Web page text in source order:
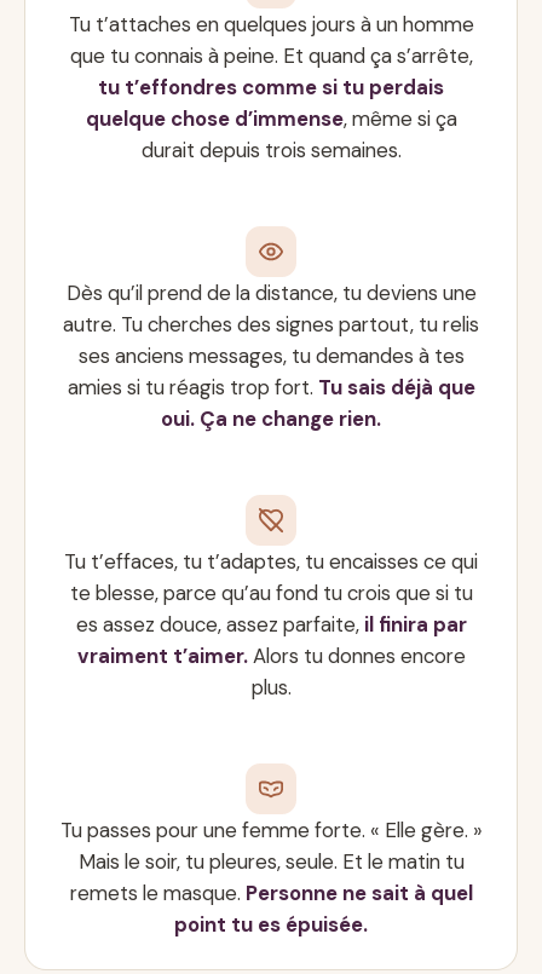
Tu t’attaches en quelques jours à un homme
que tu connais à peine. Et quand ça s’arrête,
tu t’effondres comme si tu perdais
quelque chose d’immense, même si ça
durait depuis trois semaines.
Dès qu’il prend de la distance, tu deviens une
autre. Tu cherches des signes partout, tu relis
ses anciens messages, tu demandes à tes
amies si tu réagis trop fort. Tu sais déjà que
oui. Ça ne change rien.
Tu t’effaces, tu t’adaptes, tu encaisses ce qui
te blesse, parce qu’au fond tu crois que si tu
es assez douce, assez parfaite, il finira par
vraiment t’aimer.Alors tu donnes encore
plus.
Tu passes pour une femme forte. « Elle gère. »
Mais le soir, tu pleures, seule. Et le matin tu
remets le masque. Personne ne sait à quel
point tu es épuisée.